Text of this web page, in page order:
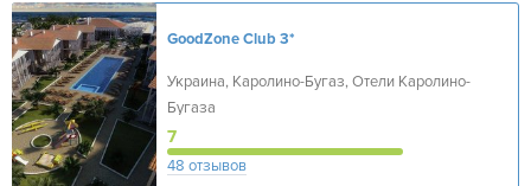
GoodZone Club3*
Украина, Каролино-Бугаз, Отели Каролино-
Бугаза
7
48 отзывов